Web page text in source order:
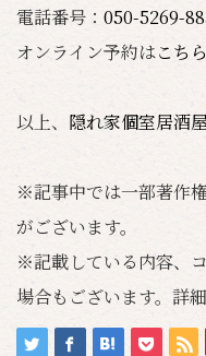
電話番号： 050-5269-
オンライン予約はこちら
以上、 隠れ家個室居酒
※記事中では一部著作
がございます。
※記載している内容、
場合もございます。詳